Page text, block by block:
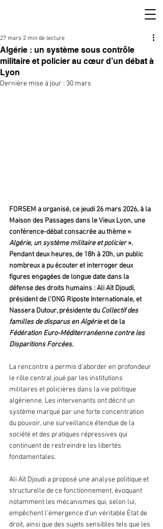
Algérie : un système sous contrôle
militaire et policier au cœur d’un débat à
Lyon
27 mars 2 min de lecture
Dernière mise à jour : 30 mars
FORSEM a organisé, ce jeudi 26 mars 2026, à la
Maison des Passages dans le Vieux Lyon, une
conférence-débat consacrée au thème «
Algérie, un système militaire et policier ».
Pendant deux heures, de 18h à 20h, un public
nombreux a pu écouter et interroger deux
figures engagées de longue date dans la
défense des droits humains : Ali Aït Djoudi,
président de l’ONG Riposte Internationale, et
Nassera Dutour, présidente du Collectif des
familles de disparus en Algérie et de la
Fédération Euro-Méditerranéenne contre les
Disparitions Forcées.
La rencontre a permis d’aborder en profondeur
le rôle central joué par les institutions
militaires et policières dans la vie politique
algérienne. Les intervenants ont décrit un
système marqué par une forte concentration
du pouvoir, une surveillance étendue de la
société et des pratiques répressives qui
continuent de restreindre les libertés
fondamentales.
Ali Aït Djoudi a proposé une analyse politique et
structurelle de ce fonctionnement, évoquant
notamment les mécanismes qui, selon lui,
empêchent l’émergence d’un véritable État de
droit, ainsi que des sujets sensibles tels que les